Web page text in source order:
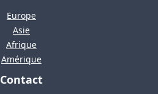
Europe
Asie
Afrique
Amérique
Contact